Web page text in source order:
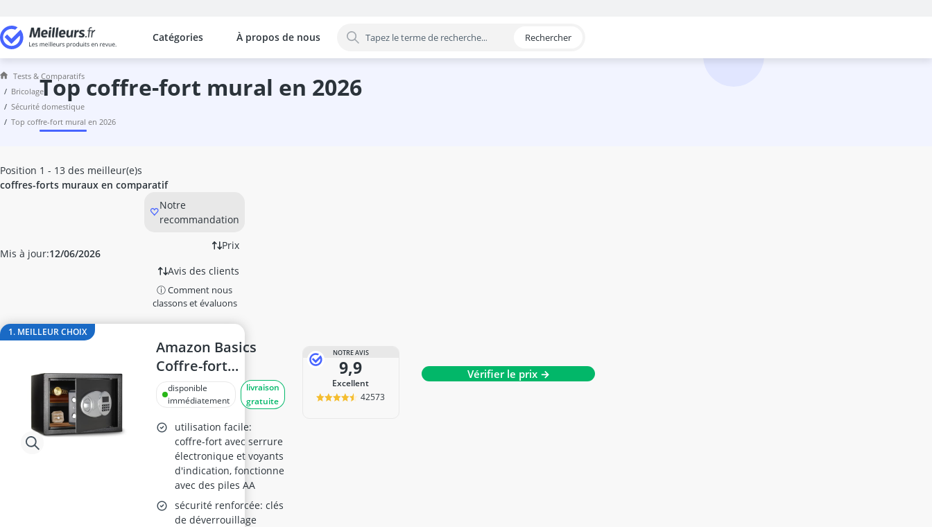
Catégories
Les comparaisons les plus populaires par catégorie
Bricolage
abrasif
adaptateur de couple numérique
Agitateur de mortier
agrafeuse à air comprimé
agrafeuse électrique
aiguille tire fil
alarme niveau d'eau
allumeurs
ampoule détecteur de mouvement
appareil à oxygène portable
Appareil mesure qualité de l'air
apprêt pour bois
bâche porte anti-poussière
À propos de nous Rechercher
Tests & Comparatifs
bricolage
sécurité domestique
top coffre-fort mural en 2026
top coffre-fort mural en 2026
Mis à jour:12/06/2026
Position 1 - 13 des meilleur(e)s
coffres-forts muraux en comparatif
Notre
recommandation
Prix
Avis des clients
ⓘ Comment nous
classons et évaluons
1. MEILLEUR CHOIX
Amazon Basics
Coffre-fort
Numérique 14L
disponible
immédiatement
livraison
gratuite
utilisation facile:
coffre-fort avec serrure
électronique et voyants
d'indication, fonctionne
avec des piles AA
sécurité renforcée: clés
de déverrouillage
NOTRE AVIS
9,9
Excellent
42573
Vérifier le prix →